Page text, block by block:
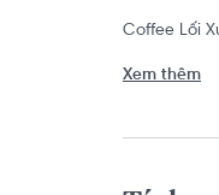
Coffee Lối
Xem thêm